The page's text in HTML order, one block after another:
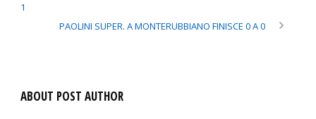
1
PAOLINI SUPER. A MONTERUBBIANO FINISCE 0 A 0
ABOUT POST AUTHOR